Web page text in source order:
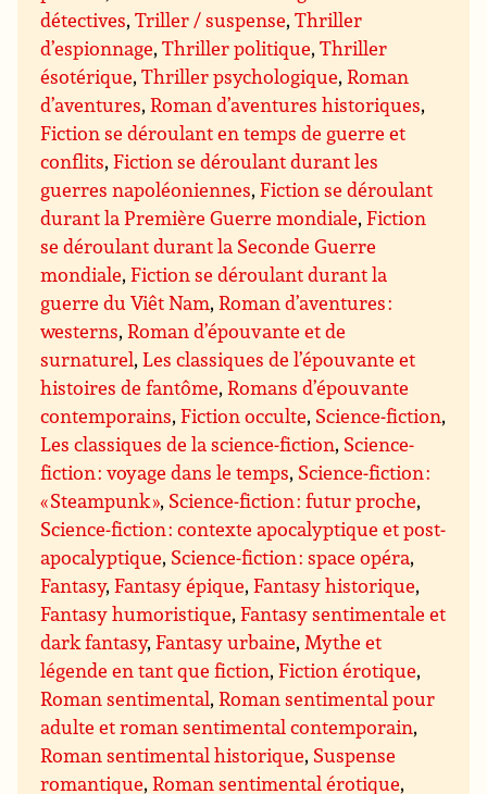
détectives,Triller / suspense,Thriller
d’espionnage,Thriller politique,Thriller
ésotérique,Thriller psychologique,Roman
d’aventures,Roman d’aventures historiques,
Fiction se déroulant en temps de guerre et
conflits,Fiction se déroulant durant les
guerres napoléoniennes,Fiction se déroulant
durant la Première Guerre mondiale,Fiction
se déroulant durant la Seconde Guerre
mondiale,Fiction se déroulant durant la
guerre du Viêt Nam,Roman d’aventures :
westerns,Roman d’épouvante et de
surnaturel,Les classiques de l’épouvante et
histoires de fantôme,Romans d’épouvante
contemporains,Fiction occulte, Science-fiction,
Les classiques de la science-fiction, Science-
fiction : voyage dans le temps, Science-fiction :
« Steampunk », Science-fiction : futur proche,
Science-fiction : contexte apocalyptique et post-
apocalyptique, Science-fiction : space opéra,
Fantasy,Fantasy épique,Fantasy historique,
Fantasy humoristique,Fantasy sentimentale et
dark fantasy,Fantasy urbaine,Mythe et
légende en tant que fiction,Fiction érotique,
Roman sentimental,Roman sentimental pour
adulte et roman sentimental contemporain,
Roman sentimental historique, Suspense
romantique,Roman sentimental érotique,